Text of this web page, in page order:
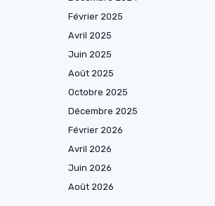
Février 2025
Avril 2025
Juin 2025
Août 2025
Octobre 2025
Décembre 2025
Février 2026
Avril 2026
Juin 2026
Août 2026